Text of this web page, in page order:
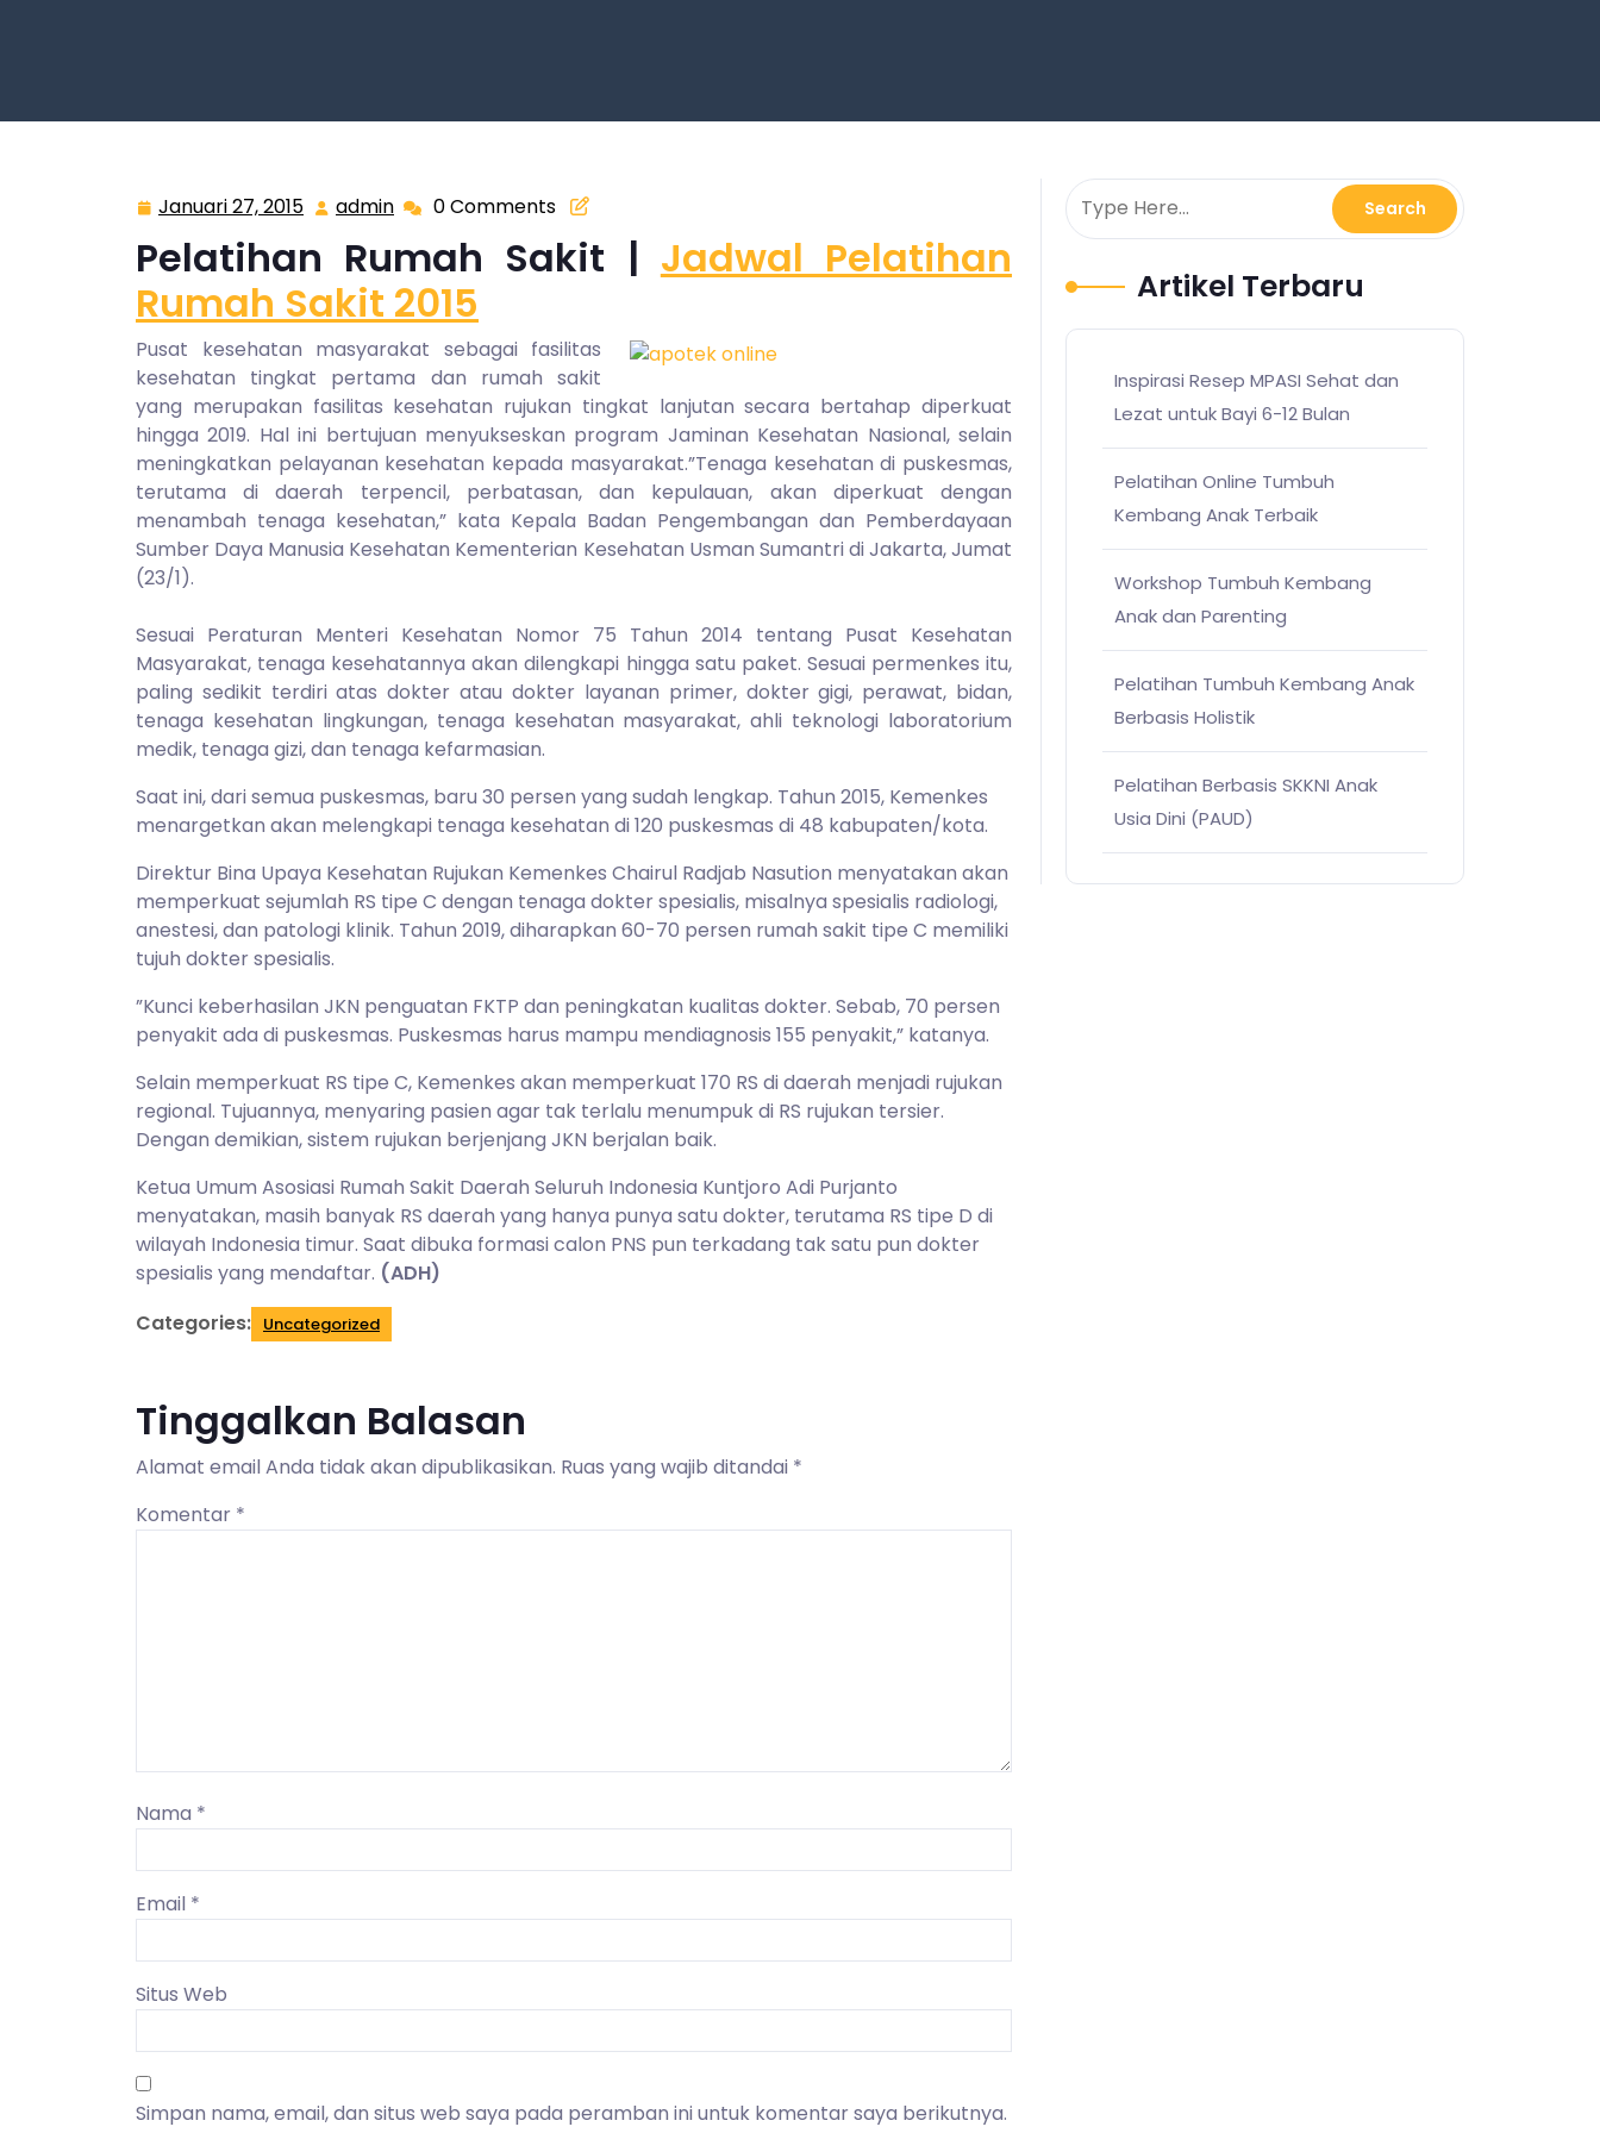
Januari 27, 2015 Januari
2015
admin admin0 Comments
Pelatihan Rumah Sakit | Jadwal Pelatihan
Rumah Sakit 2015
Pusat kesehatan masyarakat sebagai fasilitas
kesehatan tingkat pertama dan rumah sakit
yang merupakan fasilitas kesehatan rujukan tingkat lanjutan secara bertahap diperkuat
hingga 2019. Hal ini bertujuan menyukseskan program Jaminan Kesehatan Nasional, selain
meningkatkan pelayanan kesehatan kepada masyarakat.”Tenaga kesehatan di puskesmas,
terutama di daerah terpencil, perbatasan, dan kepulauan, akan diperkuat dengan
menambah tenaga kesehatan,” kata Kepala Badan Pengembangan dan Pemberdayaan
Sumber Daya Manusia Kesehatan Kementerian Kesehatan Usman Sumantri di Jakarta, Jumat
(23/1).
Sesuai Peraturan Menteri Kesehatan Nomor 75 Tahun 2014 tentang Pusat Kesehatan
Masyarakat, tenaga kesehatannya akan dilengkapi hingga satu paket. Sesuai permenkes itu,
paling sedikit terdiri atas dokter atau dokter layanan primer, dokter gigi, perawat, bidan,
tenaga kesehatan lingkungan, tenaga kesehatan masyarakat, ahli teknologi laboratorium
medik, tenaga gizi, dan tenaga kefarmasian.
Saat ini, dari semua puskesmas, baru 30 persen yang sudah lengkap. Tahun 2015, Kemenkes
menargetkan akan melengkapi tenaga kesehatan di 120 puskesmas di 48 kabupaten/kota.
Direktur Bina Upaya Kesehatan Rujukan Kemenkes Chairul Radjab Nasution menyatakan akan
memperkuat sejumlah RS tipe C dengan tenaga dokter spesialis, misalnya spesialis radiologi,
anestesi, dan patologi klinik. Tahun 2019, diharapkan 60-70 persen rumah sakit tipe C memiliki
tujuh dokter spesialis.
”Kunci keberhasilan JKN penguatan FKTP dan peningkatan kualitas dokter. Sebab, 70 persen
penyakit ada di puskesmas. Puskesmas harus mampu mendiagnosis 155 penyakit,” katanya.
Selain memperkuat RS tipe C, Kemenkes akan memperkuat 170 RS di daerah menjadi rujukan
regional. Tujuannya, menyaring pasien agar tak terlalu menumpuk di RS rujukan tersier.
Dengan demikian, sistem rujukan berjenjang JKN berjalan baik.
Ketua Umum Asosiasi Rumah Sakit Daerah Seluruh Indonesia Kuntjoro Adi Purjanto
menyatakan, masih banyak RS daerah yang hanya punya satu dokter, terutama RS tipe D di
wilayah Indonesia timur. Saat dibuka formasi calon PNS pun terkadang tak satu pun dokter
spesialis yang mendaftar. (ADH)
Categories: Uncategorized
Tinggalkan Balasan
Alamat email Anda tidak akan dipublikasikan. Ruas yang wajib ditandai *
Komentar *
Nama *
Email *
Situs Web
Simpan nama, email, dan situs web saya pada peramban ini untuk komentar saya berikutnya.
Artikel Terbaru
Inspirasi Resep MPASI Sehat dan
Lezat untuk Bayi 6-12 Bulan
Pelatihan Online Tumbuh
Kembang Anak Terbaik
Workshop Tumbuh Kembang
Anak dan Parenting
Pelatihan Tumbuh Kembang Anak
Berbasis Holistik
Pelatihan Berbasis SKKNI Anak
Usia Dini (PAUD)